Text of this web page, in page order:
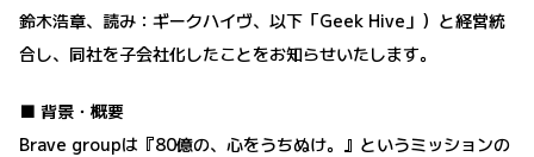
鈴木浩章、読み：ギークハイヴ、以下「Geek Hive」）と経営統
合し、同社を子会社化したことをお知らせいたします。
■ 背景・概要
Brave groupは『80億の、心をうちぬけ。』というミッションの